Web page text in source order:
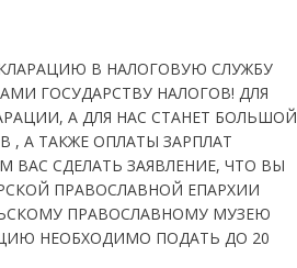
В НАЛОГОВУЮ СЛУЖБУ
ГОСУДАРСТВУ НАЛОГОВ! ДЛЯ
А ДЛЯ НАС СТАНЕТ БОЛЬШОЙ
А ТАКЖЕ ОПЛАТЫ ЗАРПЛАТ
СДЕЛАТЬ ЗАЯВЛЕНИЕ, ЧТО ВЫ
ПРАВОСЛАВНОЙ ЕПАРХИИ
ПРАВОСЛАВНОМУ МУЗЕЮ
НЕОБХОДИМО ПОДАТЬ ДО 20